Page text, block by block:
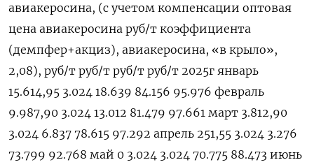
авиакеросина, (с учетом компенсации оптовая
цена авиакеросина руб/т коэффициента
(демпфер+акциз), авиакеросина, «в крыло»,
2,08), руб/т руб/т руб/т руб/т 2025г январь
15.614,95 3.024 18.639 84.156 95.976 февраль
9.987,90 3.024 13.012 81.479 97.661 март 3.812,90
3.024 6.837 78.615 97.292 апрель 251,55 3.024 3.276
73.799 92.768 май 0 3.024 3.024 70.775 88.473 июнь